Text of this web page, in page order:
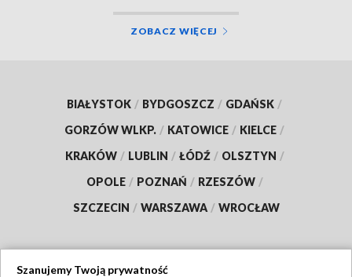
ZOBACZ WIĘCEJ
BIAŁYSTOK / BYDGOSZCZ / GDAŃSK /
GORZÓW WLKP. / KATOWICE / KIELCE /
KRAKÓW / LUBLIN / ŁÓDŹ / OLSZTYN /
OPOLE / POZNAŃ / RZESZÓW /
SZCZECIN / WARSZAWA / WROCŁAW
Szanujemy Twoją prywatność